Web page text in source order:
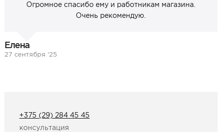
Огромное спасибо ему и работникам магазина.
Очень рекомендую.
Елена
27 сентября ‘25
+375 (29) 284 45 45
консультация